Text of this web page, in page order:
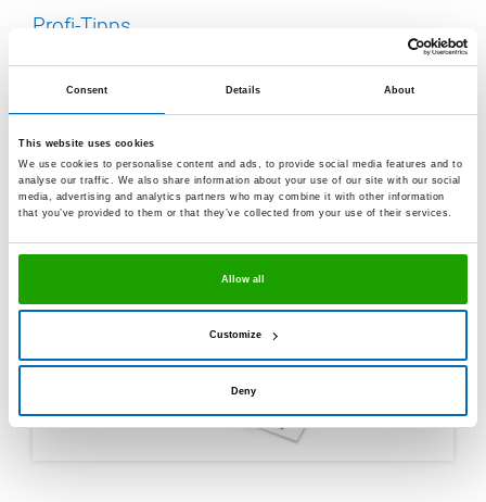
Consent Details About
This website uses cookies
We use cookies to personalise content and ads, to provide social media features and to
analyse our traffic. We also share information about your use of our site with our social
media, advertising and analytics partners who may combine it with other information
that you’ve provided to them or that they’ve collected from your use of their services.
Allow all
Customize
Deny
Profi-Tipps